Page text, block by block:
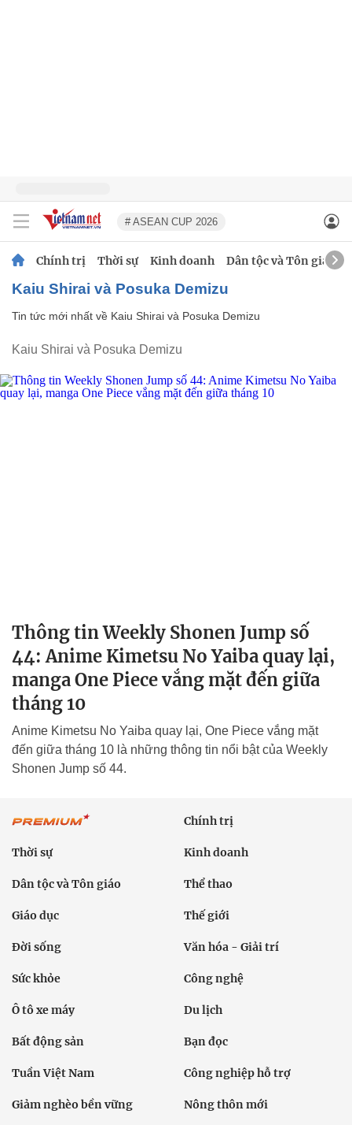
# ASEAN CUP 2026
Chính trị Thời sự Kinh doanh Dân tộc và Tôn giáo
Kaiu Shirai và Posuka Demizu
Tin tức mới nhất về Kaiu Shirai và Posuka Demizu
Kaiu Shirai và Posuka Demizu
Thông tin Weekly Shonen Jump số
44: Anime Kimetsu No Yaiba quay lại,
manga One Piece vắng mặt đến giữa
tháng 10
Anime Kimetsu No Yaiba quay lại, One Piece vắng mặt
đến giữa tháng 10 là những thông tin nổi bật của Weekly
Shonen Jump số 44.
Chính trị
Thời sự Kinh doanh
Dân tộc và Tôn giáo Thể thao
Giáo dục Thế giới
Đời sống Văn hóa - Giải trí
Sức khỏe Công nghệ
Ô tô xe máy Du lịch
Bất động sản Bạn đọc
Tuần Việt Nam Công nghiệp hỗ trợ
Giảm nghèo bền vững Nông thôn mới